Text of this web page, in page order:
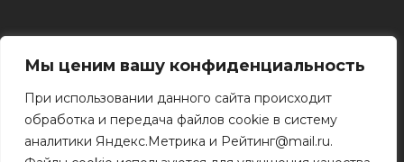
Мы ценим вашу конфиденциальность
При использовании данного сайта происходит
обработка и передача файлов cookie в систему
аналитики Яндекс.Метрика и Рейтинг@mail.ru.